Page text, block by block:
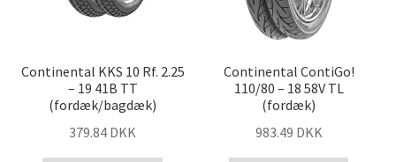
Continental KKS 10 Rf. 2.25
– 19 41B TT
(fordæk/bagdæk)
379.84 DKK
Continental ContiGo!
110/80 – 18 58V TL
(fordæk)
983.49 DKK